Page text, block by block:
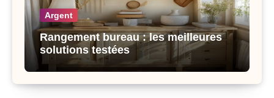
Argent
Rangement bureau : les meilleures
solutions testées